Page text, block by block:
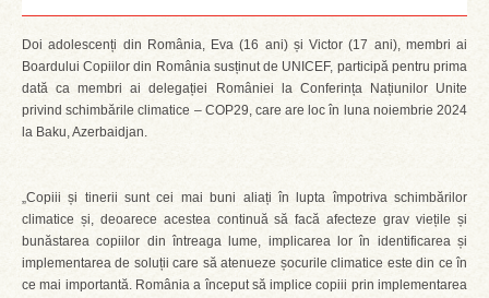
Doi adolescenți din România, Eva (16 ani) și Victor (17 ani), membri ai
Boardului Copiilor din România susținut de UNICEF, participă pentru prima
dată ca membri ai delegației României la Conferința Națiunilor Unite
privind schimbările climatice – COP29, care are loc în luna noiembrie 2024
la Baku, Azerbaidjan.
„Copiii și tinerii sunt cei mai buni aliați în lupta împotriva schimbărilor
climatice și, deoarece acestea continuă să facă afecteze grav viețile și
bunăstarea copiilor din întreaga lume, implicarea lor în identificarea și
implementarea de soluții care să atenueze șocurile climatice este din ce în
ce mai importantă. România a început să implice copiii prin implementarea